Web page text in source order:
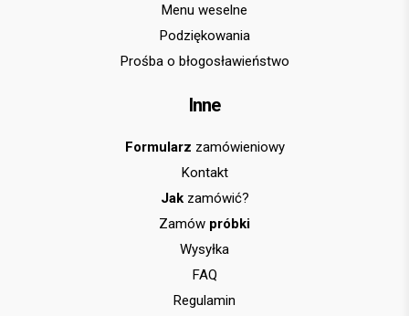
Menu weselne
Podziękowania
Prośba o błogosławieństwo
Inne
Formularz zamówieniowy
Kontakt
Jakzamówić?
Zamów próbki
Wysyłka
FAQ
Regulamin